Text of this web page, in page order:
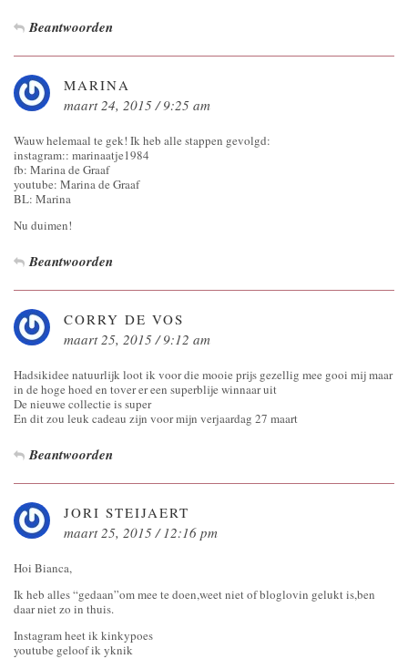
Beantwoorden
MARINA
maart 24, 2015 / 9:25 am
Wauw helemaal te gek! Ik heb alle stappen gevolgd:
instagram:: marinaatje1984
fb: Marina de Graaf
youtube: Marina de Graaf
BL: Marina
Nu duimen!
Beantwoorden
CORRY DE VOS
maart 25, 2015 / 9:12 am
Hadsikidee natuurlijk loot ik voor die mooie prijs gezellig mee gooi mij maar
in de hoge hoed en tover er een superblije winnaar uit
De nieuwe collectie is super
En dit zou leuk cadeau zijn voor mijn verjaardag 27 maart
Beantwoorden
JORI STEIJAERT
maart 25, 2015 / 12:16 pm
Hoi Bianca,
Ik heb alles “gedaan”om mee te doen,weet niet of bloglovin gelukt is,ben
daar niet zo in thuis.
Instagram heet ik kinkypoes
youtube geloof ik yknik